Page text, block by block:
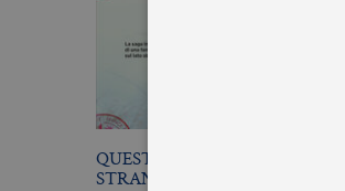
QUESTA NOSTRA
STRANA STORIA